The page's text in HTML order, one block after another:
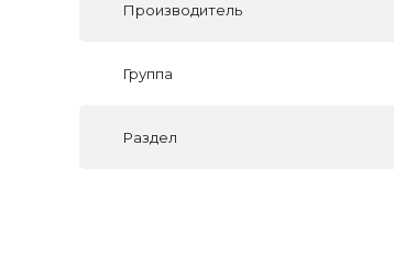
Производитель
Группа
Раздел